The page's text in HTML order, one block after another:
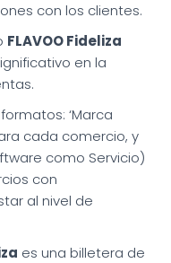
con los clientes.
FLAVOO Fideliza
en la
‘Marca
cada comercio, y
como Servicio)
con
al nivel de
es una billetera de